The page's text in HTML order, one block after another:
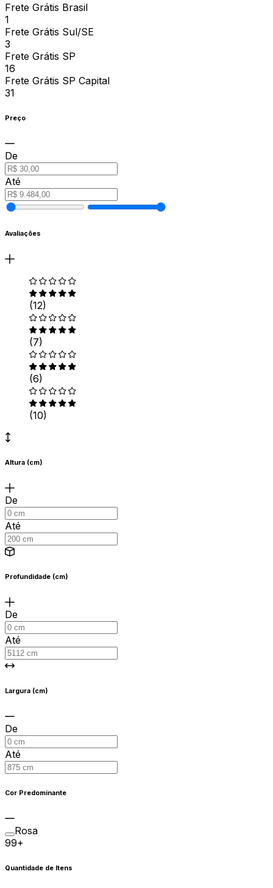
Frete Grátis Brasil
1
Frete Grátis Sul/SE
3
Frete Grátis SP
16
Frete Grátis SP Capital
31
Preço
De
Até
Avaliações
(12)
(7)
(6)
(10)
Altura (cm)
De
Até
Profundidade (cm)
De
Até
Largura (cm)
De
Até
Cor Predominante
Rosa
99+
Quantidade de Itens